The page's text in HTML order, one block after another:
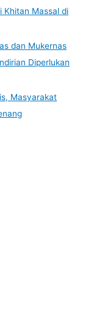
Khitan Massal di
dan Mukernas
Diperlukan
Masyarakat